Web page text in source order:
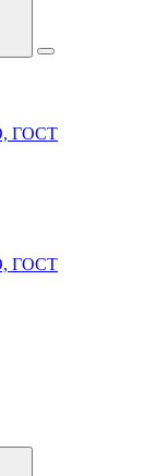
ГОСТ
ГОСТ